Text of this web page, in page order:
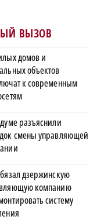
ВЫЗОВ
домов и
объектов
к современным
разъяснили
смены управляющей
дзержинскую
компанию
систему